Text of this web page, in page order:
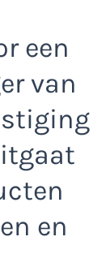
een
van
en